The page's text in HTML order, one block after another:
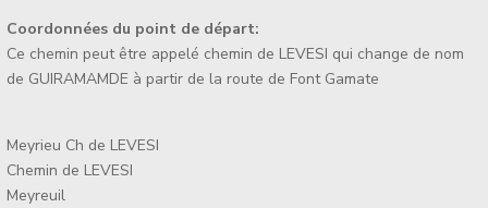
Coordonnées du point de départ:
Ce chemin peut être appelé chemin de LEVESI qui change de nom
de GUIRAMAMDE à partir de la route de Font Gamate
Meyrieu Ch de LEVESI
Chemin de LEVESI
Meyreuil